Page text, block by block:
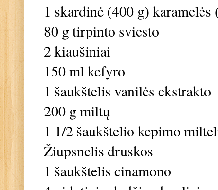
1 skardinė (400 g)
80 g tirpinto sviesto
2 kiaušiniai
150 ml kefyro
1 šaukštelis vanilės ekstrakto
200 g miltų
1 1/2 šaukštelio kepimo
Žiupsnelis druskos
1 šaukštelis cinamono